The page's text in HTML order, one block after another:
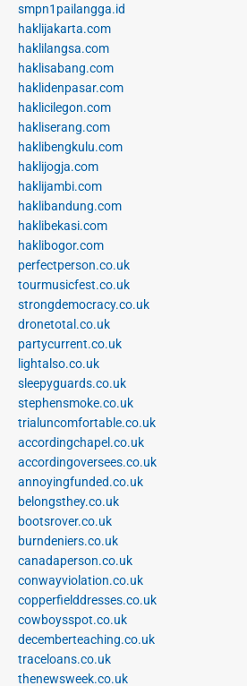
smpn1pailangga.id
haklijakarta.com
haklilangsa.com
haklisabang.com
haklidenpasar.com
haklicilegon.com
hakliserang.com
haklibengkulu.com
haklijogja.com
haklijambi.com
haklibandung.com
haklibekasi.com
haklibogor.com
perfectperson.co.uk
tourmusicfest.co.uk
strongdemocracy.co.uk
dronetotal.co.uk
partycurrent.co.uk
lightalso.co.uk
sleepyguards.co.uk
stephensmoke.co.uk
trialuncomfortable.co.uk
accordingchapel.co.uk
accordingoversees.co.uk
annoyingfunded.co.uk
belongsthey.co.uk
bootsrover.co.uk
burndeniers.co.uk
canadaperson.co.uk
conwayviolation.co.uk
copperfielddresses.co.uk
cowboysspot.co.uk
decemberteaching.co.uk
traceloans.co.uk
thenewsweek.co.uk